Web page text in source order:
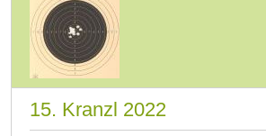
15. Kranzl 2022